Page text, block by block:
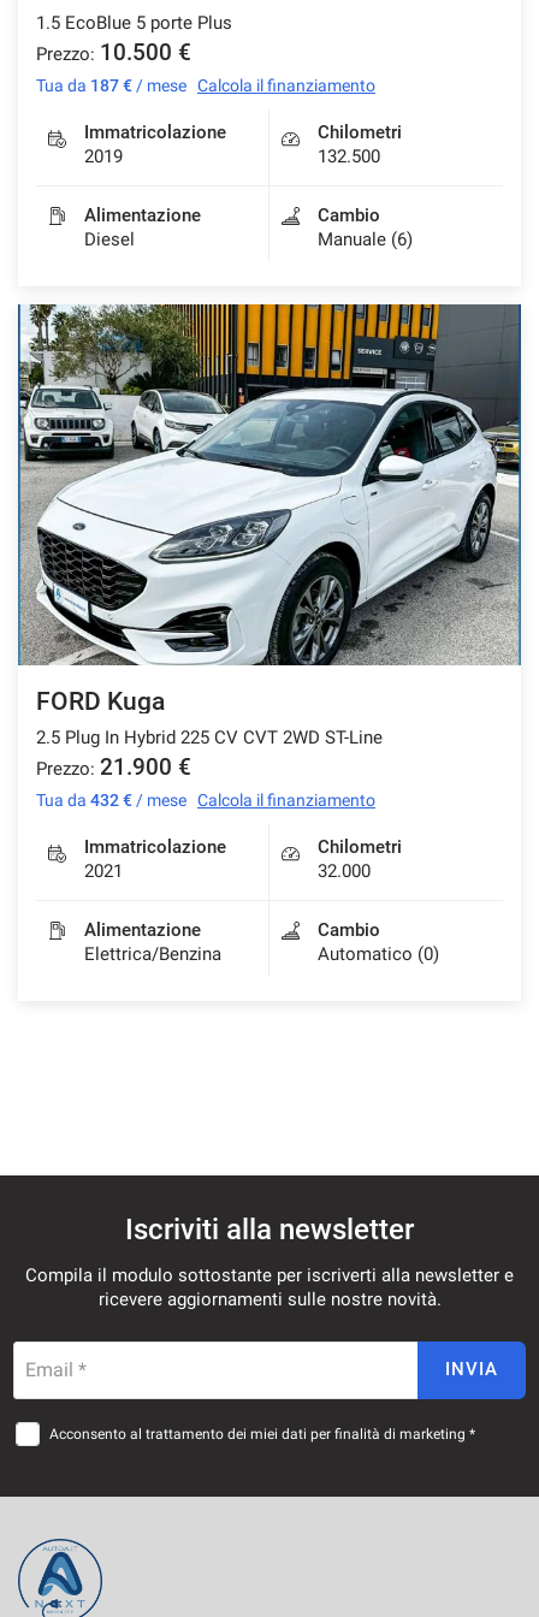
1.5 EcoBlue 5 porte Plus
Prezzo: 10.500 €
Tua da 187 € / mese Calcola il finanziamento
Immatricolazione
2019
Chilometri
132.500
Alimentazione
Diesel
Cambio
Manuale (6)
FORD Kuga
2.5 Plug In Hybrid 225 CV CVT 2WD ST-Line
Prezzo: 21.900 €
Tua da 432 € / mese Calcola il finanziamento
Immatricolazione
2021
Chilometri
32.000
Alimentazione
Elettrica/Benzina
Cambio
Automatico (0)
Iscriviti alla newsletter
Compila il modulo sottostante per iscriverti alla newsletter e
ricevere aggiornamenti sulle nostre novità.
Email * INVIA
Acconsento al trattamento dei miei dati per finalità di marketing *
Cookie per il miglioramento dell'esperienza utente
Cookie analitici
Cookie di marketing
Leggi
la
cookie
policy
Salva
le
impostazioni